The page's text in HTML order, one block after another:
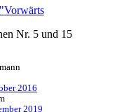
Vorwärts
Nr. 5 und 15
2016
2019